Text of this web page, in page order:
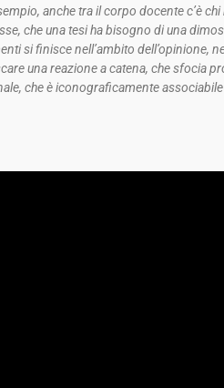
anche tra il corpo docente c’è
che una tesi ha bisogno di una
si finisce nell’ambito dell’opinione,
una reazione a catena, che sfocia
che è iconograficamente